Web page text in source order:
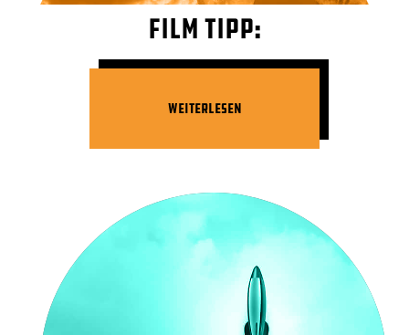
Film Tipp:
Weiterlesen